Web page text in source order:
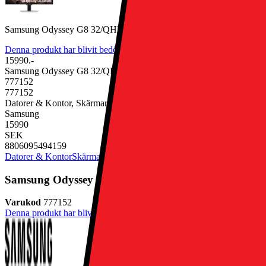
Samsung Odyssey G8 32/QHD/OLED/240Hz/0,03ms/HAS
Denna produkt har blivit bedömd som 4.8 av 5 möjliga stjärnor.
15990.-
Samsung Odyssey G8 32/QHD/OLED/240Hz/0,03ms/HAS
777152
777152
Datorer & Kontor, Skärmar & Tillbehör, Datorskärm
Samsung
15990
SEK
8806095494159
Datorer & KontorSkärmar & Tillbehör
Samsung Odyssey G8 32/QHD/OLED/240Hz/
Varukod 777152
Denna produkt har blivit bedömd som 4.8 av 5 möjliga stjärnor.